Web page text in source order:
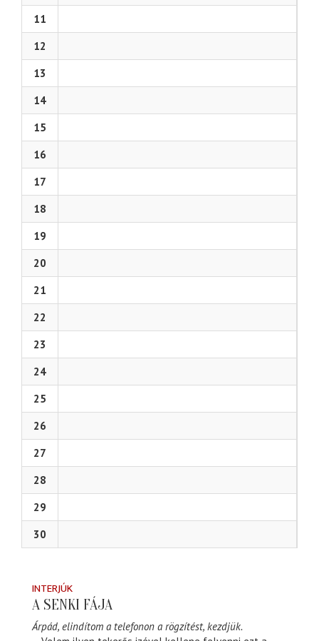
11
12
13
14
15
16
17
18
19
20
21
22
23
24
25
26
27
28
29
30
INTERJÚK
A SENKI FÁJA
Árpád, elindítom a telefonon a rögzítést, kezdjük.